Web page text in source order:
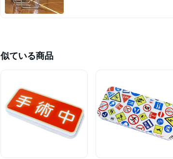
似ている商品